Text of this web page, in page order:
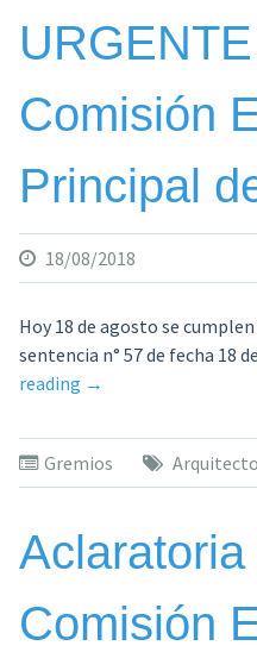
Comisión
Principal
18/08/2018
Hoy 18 de agosto se
sentencia n° 57 de fecha 18
reading «COMUNICADO
de
la
Principal
CAV»
→
Gremios
Aclaratoria
Comisión